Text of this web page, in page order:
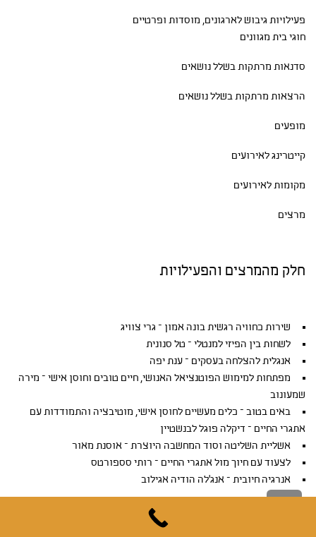
פעילויות גיבושלארגונים, מוסדות ופרטיים
חוגי בית מגוונים
סדנאות מרתקות בשלל נושאים
הרצאות מרתקות בשלל נושאים
מופעים
קייטרינג לאירועים
מקומות לאירועים
מרצים
חלק מהמרצים והפעילויות
שירות כחוויה רגשית בונה אמון – גרי צוויג
לשחות בין הפיזי למנטלי – טל סנונית
אנגלית להצלחה בעסקים – ענת יפה
מפתחות למימוש הפוטנציאל האנושי, חיים טובים וחוסן אישי – מירה
שמעונוב
באים בטוב – כלים מעשיים לחוסן אישי, מוטיבציה והתמודדות עם
אתגרי החיים – דיקלה פוגל לבנשטיין
אשליית השליטה וסוד המחשבה היוצרת – אוסנת מאור
לצעוד עם חיוך מול אתגרי החיים – רותי סספורטס
אנרגיה חיובית – אנג'לה הודיה אגילוב